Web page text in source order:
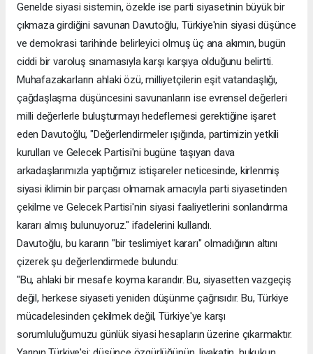
Genelde siyasi sistemin, özelde ise parti siyasetinin büyük bir
çıkmaza girdiğini savunan Davutoğlu, Türkiye'nin siyasi düşünce
ve demokrasi tarihinde belirleyici olmuş üç ana akımın, bugün
ciddi bir varoluş sınamasıyla karşı karşıya olduğunu belirtti.
Muhafazakarların ahlaki özü, milliyetçilerin eşit vatandaşlığı,
çağdaşlaşma düşüncesini savunanların ise evrensel değerleri
milli değerlerle buluşturmayı hedeflemesi gerektiğine işaret
eden Davutoğlu, "Değerlendirmeler ışığında, partimizin yetkili
kurulları ve Gelecek Partisi'ni bugüne taşıyan dava
arkadaşlarımızla yaptığımız istişareler neticesinde, kirlenmiş
siyasi iklimin bir parçası olmamak amacıyla parti siyasetinden
çekilme ve Gelecek Partisi'nin siyasi faaliyetlerini sonlandırma
kararı almış bulunuyoruz." ifadelerini kullandı.
Davutoğlu, bu kararın "bir teslimiyet kararı" olmadığının altını
çizerek şu değerlendirmede bulundu:
"Bu, ahlaki bir mesafe koyma kararıdır. Bu, siyasetten vazgeçiş
değil, herkese siyaseti yeniden düşünme çağrısıdır. Bu, Türkiye
mücadelesinden çekilmek değil, Türkiye'ye karşı
sorumluluğumuzu günlük siyasi hesapların üzerine çıkarmaktır.